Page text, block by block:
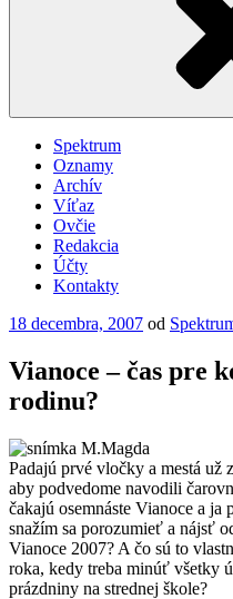
Spektrum
Oznamy
Archív
Víťaz
Ovčie
Redakcia
Účty
Kontakty
Publikované
18 decembra, 2007 od
Vianoce – čas pre
rodinu?
Padajú prvé vločky a mestá
aby podvedome navodili
čakajú osemnáste Vianoce a
snažím sa porozumieť a nájsť
Vianoce 2007? A čo sú to
roka, kedy treba minúť všetky
prázdniny na strednej škole?